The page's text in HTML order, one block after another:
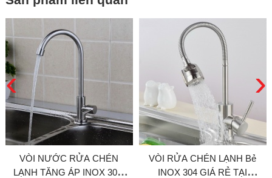
VÒI NƯỚC RỬA CHÉN
LẠNH TĂNG ÁP INOX 304,
VÒI RỬA CHÉN LẠNH Bẻ
INOX 304 GIÁ RẺ TẠI
‹ ›